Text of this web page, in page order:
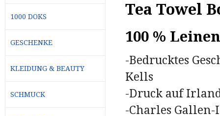
Tea Towel
100 % Leinen
-Bedrucktes
Kells
-Druck auf
-Charles
1000 DOKS
GESCHENKE
KLEIDUNG & BEAUTY
SCHMUCK